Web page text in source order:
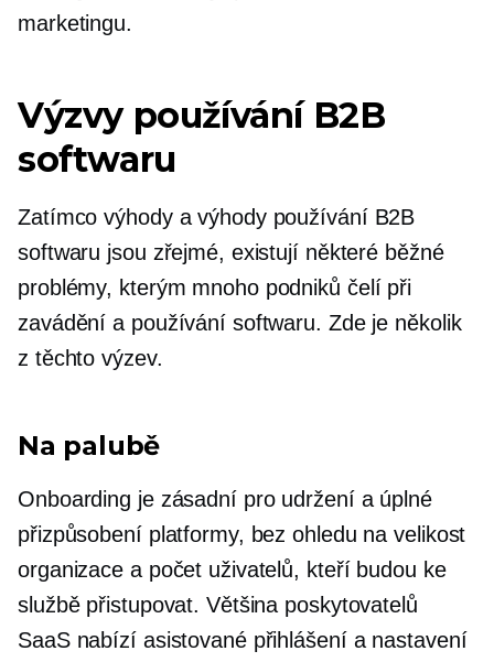
marketingu.
Výzvy používání B2B
softwaru
Zatímco výhody a výhody používání B2B
softwaru jsou zřejmé, existují některé běžné
problémy, kterým mnoho podniků čelí při
zavádění a používání softwaru. Zde je několik
z těchto výzev.
Na palubě
Onboarding je zásadní pro udržení a úplné
přizpůsobení platformy, bez ohledu na velikost
organizace a počet uživatelů, kteří budou ke
službě přistupovat. Většina poskytovatelů
SaaS nabízí asistované přihlášení a nastavení